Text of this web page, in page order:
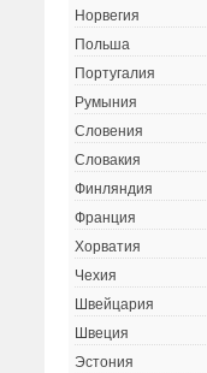
Норвегия
Польша
Португалия
Румыния
Словения
Словакия
Финляндия
Франция
Хорватия
Чехия
Швейцария
Швеция
Эстония